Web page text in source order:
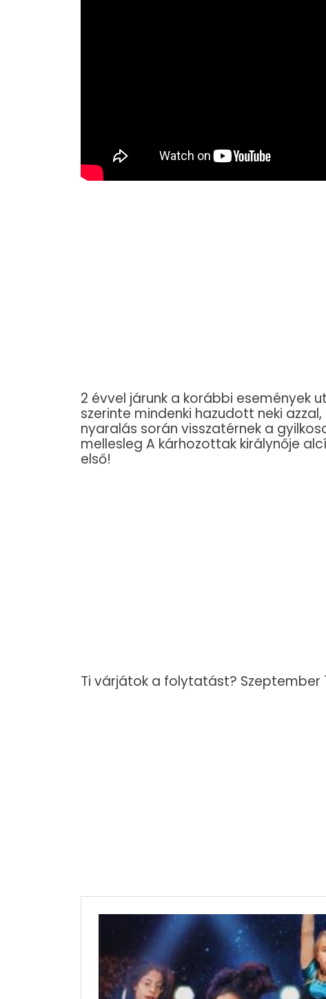
2 évvel járunk a korábbi események
szerinte mindenki hazudott neki
nyaralás során visszatérnek a
mellesleg A kárhozottak királynője
első!
Ti várjátok a folytatást?